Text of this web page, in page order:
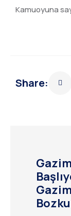
Kamuoyuna
Share: